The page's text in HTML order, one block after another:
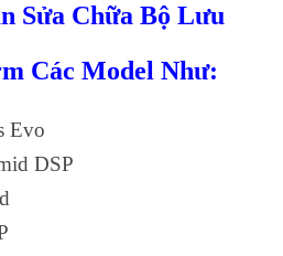
Sửa Chữa Bộ Lưu
Các Model Như:
Evo
DSP